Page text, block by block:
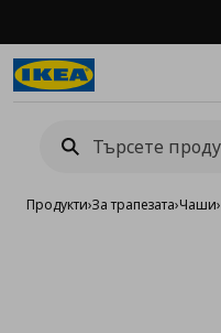
Продукти›За трапезата›Чаши›